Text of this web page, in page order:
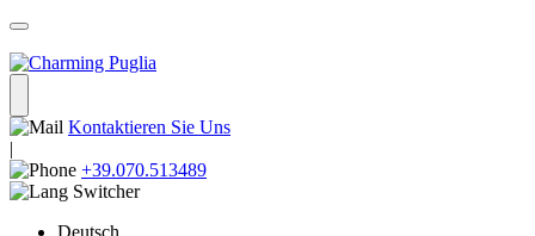
Kontaktieren Sie Uns
|
+39.070.513489
Deutsch